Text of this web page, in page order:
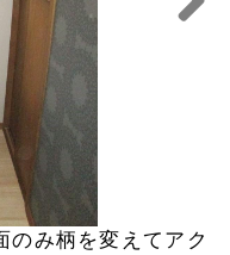
のみ柄を変えてアク